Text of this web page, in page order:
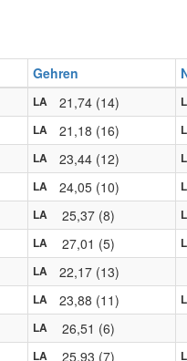
Gehren
LA 21,74 (14)
LA 21,18 (16)
LA 23,44 (12)
LA 24,05 (10)
LA 25,37 (8)
LA 27,01 (5)
LA 22,17 (13)
LA 23,88 (11)
LA 26,51 (6)
LA 25,93 (7)